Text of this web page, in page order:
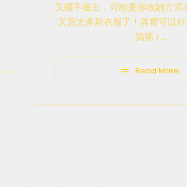
又擺不進去，可能是你收納方式
又買太多新衣服了！其實可以
搞掂 ! ...
Read More